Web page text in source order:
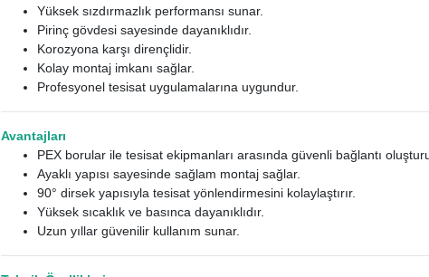
Yüksek sızdırmazlık performansı sunar.
Pirinç gövdesi sayesinde dayanıklıdır.
Korozyona karşı dirençlidir.
Kolay montaj imkanı sağlar.
Profesyonel tesisat uygulamalarına uygundur.
Avantajları
PEX borular ile tesisat ekipmanları arasında güvenli bağlantı
Ayaklı yapısı sayesinde sağlam montaj sağlar.
90° dirsek yapısıyla tesisat yönlendirmesini kolaylaştırır.
Yüksek sıcaklık ve basınca dayanıklıdır.
Uzun yıllar güvenilir kullanım sunar.